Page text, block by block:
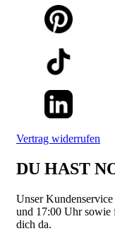
Vertrag widerrufen
DU HAST
Unser
und 17:00 Uhr sowie
dich da.